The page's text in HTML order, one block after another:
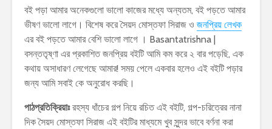
বই পড়া আমার অনেকগুলো ভালো কাজের মধ্যে অন্যতম, বই পড়তে আমার
ভীষণ ভালো লাগে। বিশেষ করে সৈয়দ মোস্তফা সিরাজ ও জনপ্রিয় লেখক
এর বই পড়তে আমার বেশি ভালো লাগে । Basantatrishna |
বসন্ততৃষ্ণা এর প্রকাশিত জনপ্রিয় বইটি আমি কম করে ২ বার পড়েছি, এক
কথায় অসাধারণ লেগেছে আমার! সময় পেলে একবার হলেও এই বইটি পড়ার
জন্য আমি সবাই কে অনুরোধ করছি।
পাঠপ্রতিক্রিয়াঃরহস্য ধাঁচের গল্প নিয়ে রচিত এই বইটি, গল্প-চরিত্রের নানা
দিক সৈয়দ মোস্তফা সিরাজ এই বইটির মাধ্যমে খুব সুন্দর ভাবে বর্ণনা করা